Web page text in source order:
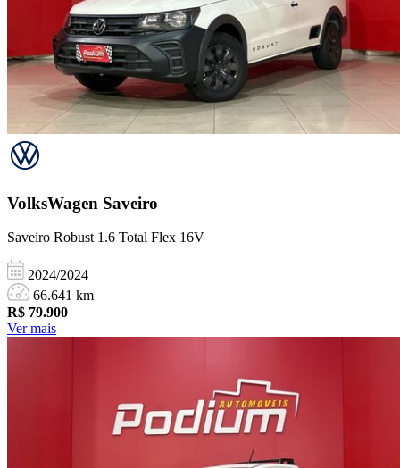
VolksWagen Saveiro
Saveiro Robust 1.6 Total Flex 16V
2024/2024
66.641 km
R$ 79.900
Ver mais